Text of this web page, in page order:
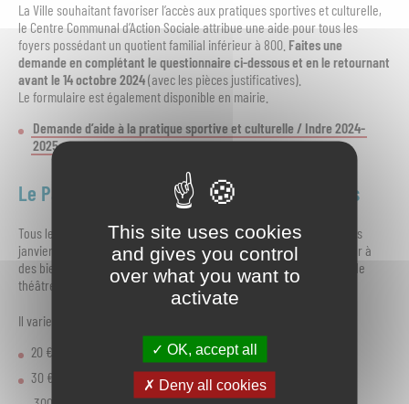
La Ville souhaitant favoriser l’accès aux pratiques sportives et culturelle,
le Centre Communal d’Action Sociale attribue une aide pour tous les
foyers possédant un quotient familial inférieur à 800. Faites une
demande en complétant le questionnaire ci-dessouset en le retournant
avant le 14 octobre 2024(avec les pièces justificatives).
Le formulaire est également disponible en mairie.
Demande d’aide à la pratique sportive et culturelle / Indre 2024-
2025
Le Pass Culture pour les jeunes de 15 à 18 ans
Tous les jeunes (scolarisés ou non) de 15 à 18 ans bénéficient depuis
janvier 2022 d’un créditpass Culture . Ce crédit leur permet d’accéder à
des biens et des services culturels : places de cinéma, de concert, de
théâtre, billets d’entrée de musée, livres, etc.
Il varie selon l’âge des élèves :
20 € pour les jeunes de 15 ans ;
30 € pour les jeunes de 16 et 17 ans.
This site uses cookies
and gives you control
over what you want to
activate
OK, accept all
Deny all cookies